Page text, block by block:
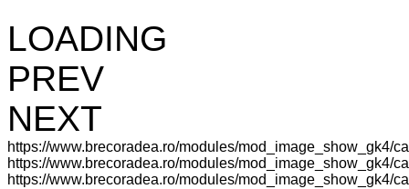
LOADING
PREV
NEXT
https://www.brecoradea.ro/modules/mod_image_show_gk4/
https://www.brecoradea.ro/modules/mod_image_show_gk4/
https://www.brecoradea.ro/modules/mod_image_show_gk4/